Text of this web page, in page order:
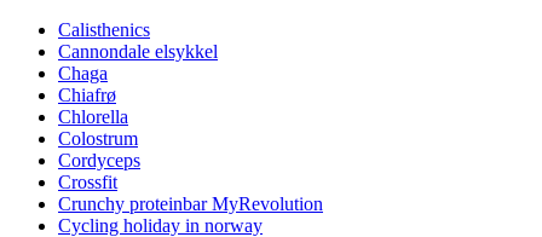
Calisthenics
Cannondale elsykkel
Chaga
Chiafrø
Chlorella
Colostrum
Cordyceps
Crossfit
Crunchy proteinbar MyRevolution
Cycling holiday in norway